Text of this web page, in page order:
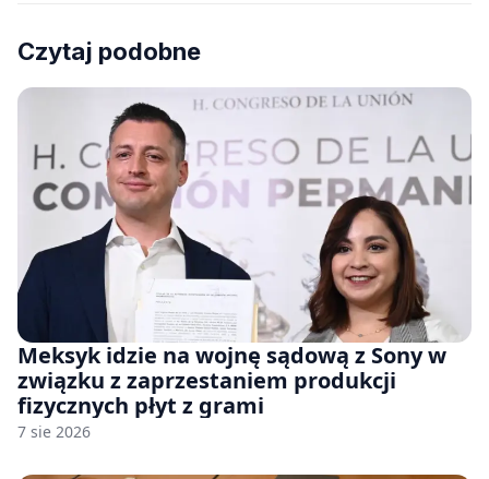
Czytaj podobne
Meksyk idzie na wojnę sądową z Sony w
związku z zaprzestaniem produkcji
fizycznych płyt z grami
7 sie 2026